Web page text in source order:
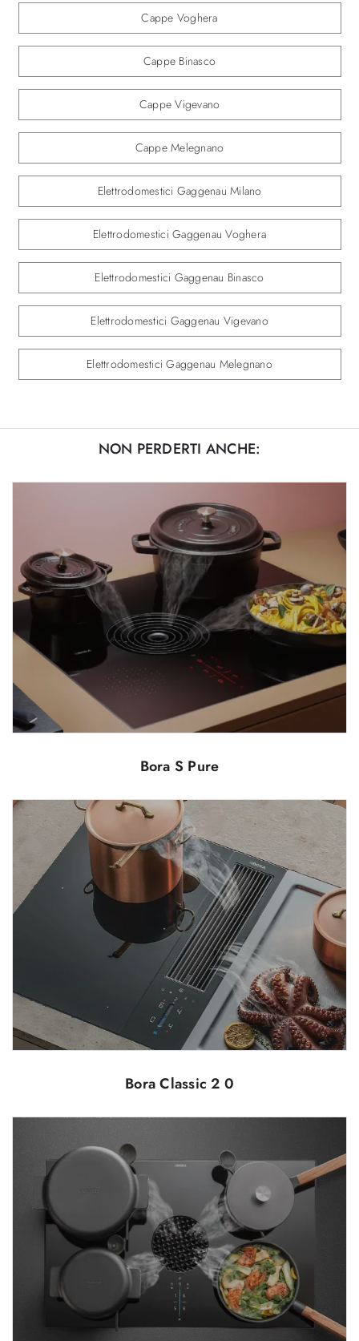
Cappe Voghera
Cappe Binasco
Cappe Vigevano
Cappe Melegnano
Elettrodomestici Gaggenau Milano
Elettrodomestici Gaggenau Voghera
Elettrodomestici Gaggenau Binasco
Elettrodomestici Gaggenau Vigevano
Elettrodomestici Gaggenau Melegnano
NON PERDERTI ANCHE:
Bora S Pure
Bora Classic 2 0